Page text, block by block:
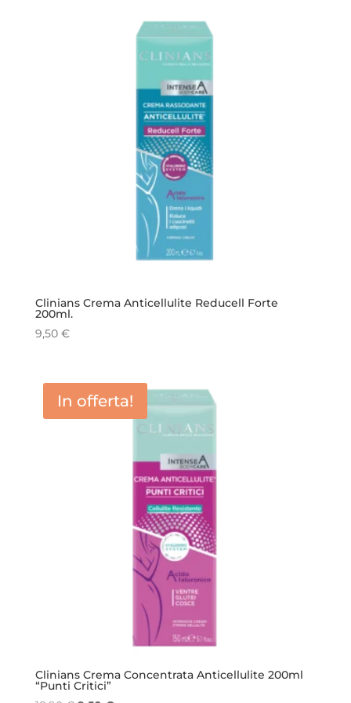
10,00 €.
Clinians Crema Anticellulite Reducell Forte
200ml.
9,50 €
In offerta!
Clinians Crema Concentrata Anticellulite 200ml
“Punti Critici”